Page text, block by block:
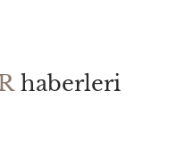
haberleri